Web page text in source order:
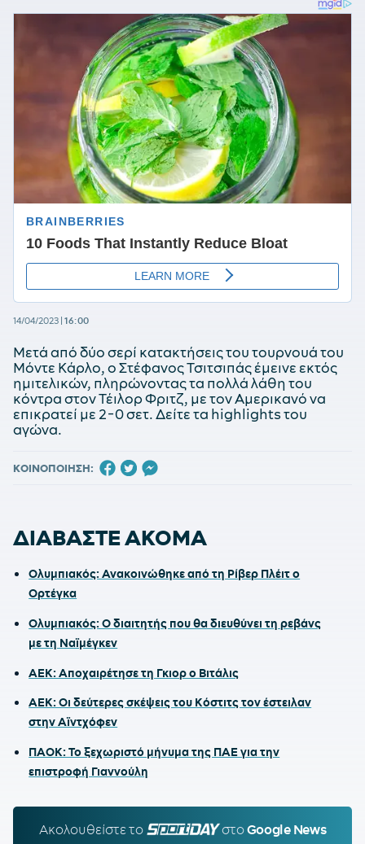
14/04/2023 16:00
Μετά από δύο σερί κατακτήσεις του τουρνουά του
Μόντε Κάρλο, ο Στέφανος Τσιτσιπάς έμεινε εκτός
ημιτελικών, πληρώνοντας τα πολλά λάθη του
κόντρα στον Τέιλορ Φριτζ, με τον Αμερικανό να
επικρατεί με 2-0 σετ. Δείτε τα highlights του
αγώνα.
ΚΟΙΝΟΠΟΙΗΣΗ:
ΔΙΑΒΑΣΤΕ ΑΚΟΜΑ
Ολυμπιακός: Ανακοινώθηκε από τη Ρίβερ Πλέιτ ο
Ορτέγκα
Ολυμπιακός: Ο διαιτητής που θα διευθύνει τη ρεβάνς
με τη Ναϊμέγκεν
ΑΕΚ: Αποχαιρέτησε τη Γκιορ ο Βιτάλις
ΑΕΚ: Οι δεύτερες σκέψεις του Κόστιτς τον έστειλαν
στην Αϊντχόφεν
ΠΑΟΚ: Το ξεχωριστό μήνυμα της ΠΑΕ για την
επιστροφή Γιαννούλη
Ακολουθείστε τo SPORTDAY.GR
στοGoogle News